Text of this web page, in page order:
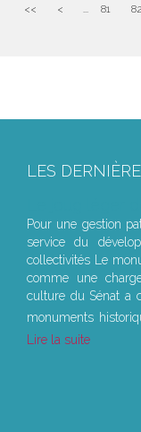
<< < ... 81 82
LES
Pour une gestion
service du
collectivités Le
comme une
culture du Sénat a
monuments
Lire la suite